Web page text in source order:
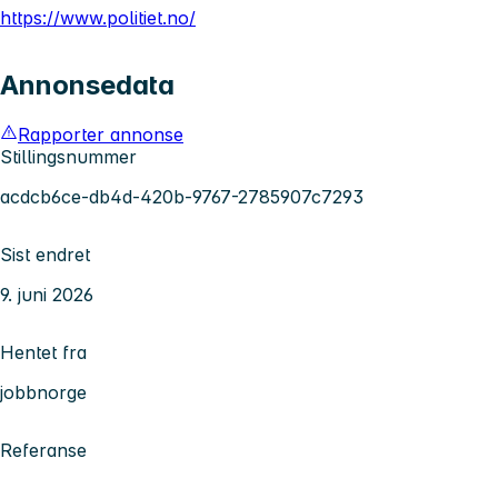
https://www.politiet.no/
Annonsedata
Rapporter annonse
Stillingsnummer
acdcb6ce-db4d-420b-9767-2785907c7293
Sist endret
9. juni 2026
Hentet fra
jobbnorge
Referanse